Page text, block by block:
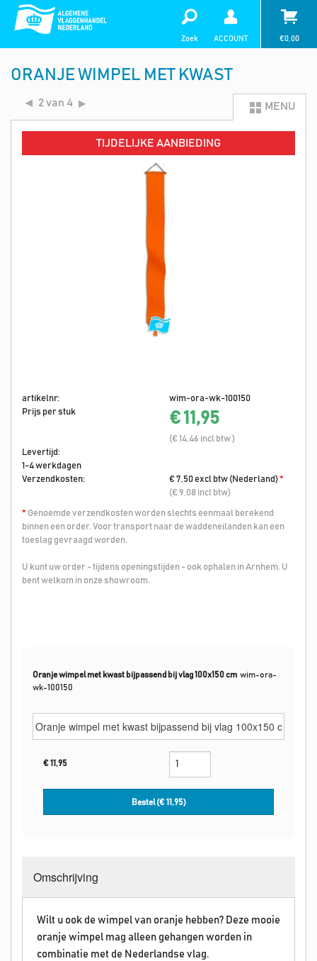
Zoek ACCOUNT €0,00
ORANJE WIMPEL MET KWAST
2 van 4 MENU
TIJDELIJKE AANBIEDING
artikelnr:
wim-ora-wk-100150
Prijs per stuk
€ 11,95
(€ 14,46 incl btw )
Levertijd:
1-4 werkdagen
Verzendkosten:
€ 7,50 excl btw (Nederland)*
(€ 9,08 incl btw)
* Genoemde verzendkosten worden slechts eenmaal berekend
binnen een order. Voor transport naar de waddeneilanden kan een
toeslag gevraagd worden.
U kunt uw order - tijdens openingstijden - ook ophalen in Arnhem. U
bent welkom in onze showroom.
Oranje wimpel met kwast bijpassend bij vlag 100x150 cm wim-ora-
wk-100150
€11,95
Bestel (€11,95)
Omschrijving
Wilt u ook de wimpel van oranje hebben? Deze mooie
oranje wimpel mag alleen gehangen worden in
combinatie met de Nederlandse vlag.